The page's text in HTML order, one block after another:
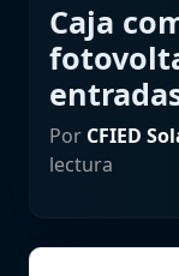
Caja
Por CFIED
lectura